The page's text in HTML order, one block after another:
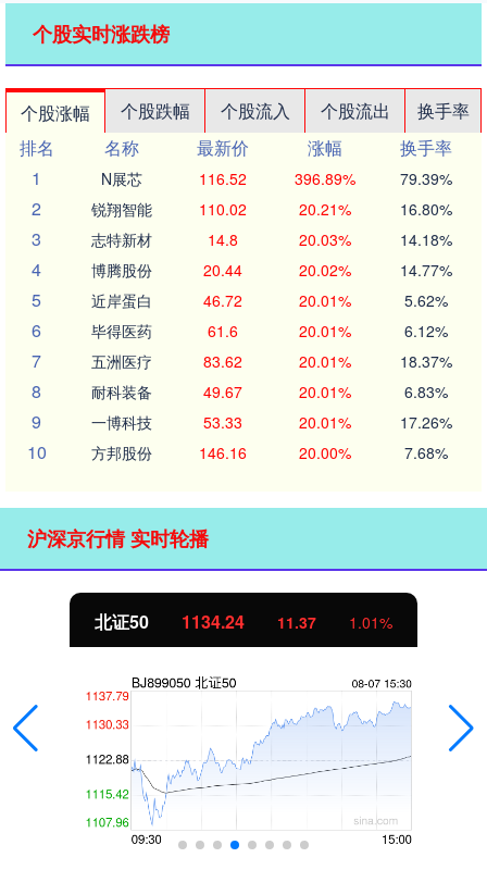
个股实时涨跌榜
个股涨幅 个股跌幅 个股流入 个股流出
换手率
排名
名称 最新价 涨幅
换手率
1
N展芯 116.52 396.89% 79.39%
2 锐翔智能 110.02 20.21% 16.80%
3 志特新材 14.8 20.03% 14.18%
4 博腾股份 20.44 20.02% 14.77%
5 近岸蛋白 46.72 20.01% 5.62%
6 毕得医药 61.6 20.01% 6.12%
7 五洲医疗 83.62 20.01% 18.37%
8 耐科装备 49.67 20.01% 6.83%
9 一博科技 53.33 20.01% 17.26%
10 方邦股份 146.16 20.00% 7.68%
沪深京行情 实时轮播
北证50 1134.24 11.37 1.01%